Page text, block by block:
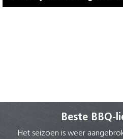
Beste BBQ-
Het seizoen is weer